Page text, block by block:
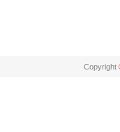
Copyright